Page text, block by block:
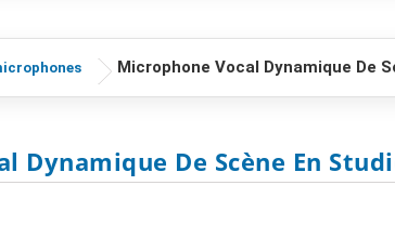
Microphone Vocal Dynamique De
Dynamique De Scène En